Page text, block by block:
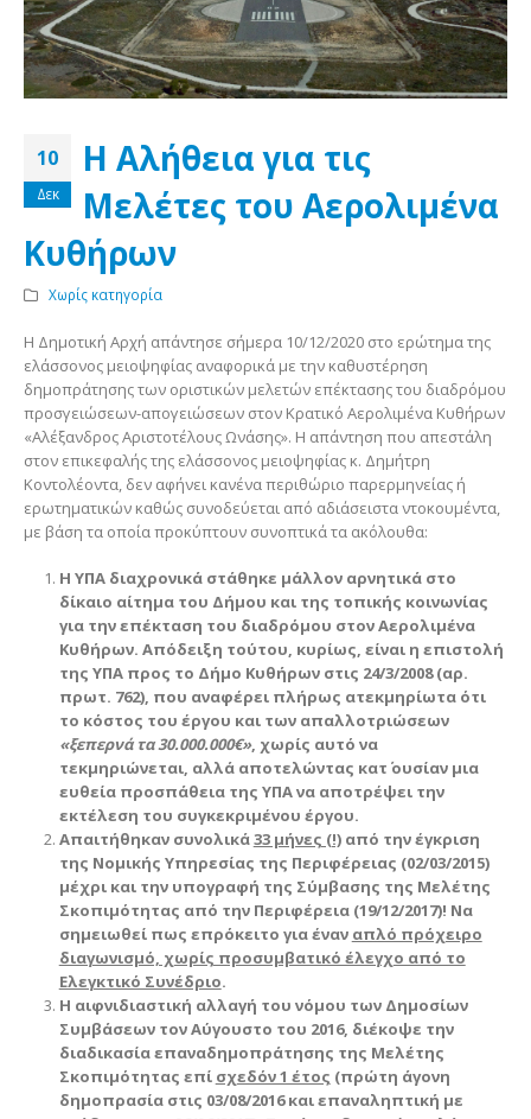
10
Δεκ
Η Αλήθεια για τις
Μελέτες του Αερολιμένα
Κυθήρων
Χωρίς κατηγορία
Η Δημοτική Αρχή απάντησε σήμερα 10/12/2020 στο ερώτημα της
ελάσσονος μειοψηφίας αναφορικά με την καθυστέρηση
δημοπράτησης των οριστικών μελετών επέκτασης του διαδρόμου
προσγειώσεων-απογειώσεων στον Κρατικό Αερολιμένα Κυθήρων
«Αλέξανδρος Αριστοτέλους Ωνάσης». Η απάντηση που απεστάλη
στον επικεφαλής της ελάσσονος μειοψηφίας κ. Δημήτρη
Κοντολέοντα, δεν αφήνει κανένα περιθώριο παρερμηνείας ή
ερωτηματικών καθώς συνοδεύεται από αδιάσειστα ντοκουμέντα,
με βάση τα οποία προκύπτουν συνοπτικά τα ακόλουθα:
Η ΥΠΑ διαχρονικά στάθηκε μάλλον αρνητικά στο
δίκαιο αίτημα του Δήμου και της τοπικής κοινωνίας
για την επέκταση του διαδρόμου στον Αερολιμένα
Κυθήρων. Απόδειξη τούτου, κυρίως, είναι η επιστολή
της ΥΠΑ προς το Δήμο Κυθήρων στις 24/3/2008 (αρ.
πρωτ. 762), που αναφέρει πλήρως ατεκμηρίωτα ότι
το κόστος του έργου και των απαλλοτριώσεων
«ξεπερνά τα 30.000.000€», χωρίς αυτό να
τεκμηριώνεται, αλλά αποτελώντας κατ΄ ουσίαν μια
ευθεία προσπάθεια της ΥΠΑ να αποτρέψει την
εκτέλεση του συγκεκριμένου έργου.
Απαιτήθηκαν συνολικά33 μήνες (!)από την έγκριση
της Νομικής Υπηρεσίας της Περιφέρειας (02/03/2015)
μέχρι και την υπογραφή της Σύμβασης της Μελέτης
Σκοπιμότητας από την Περιφέρεια (19/12/2017)! Να
σημειωθεί πως επρόκειτο για έναν απλό πρόχειρο
διαγωνισμό, χωρίς προσυμβατικό έλεγχο από το
Ελεγκτικό Συνέδριο.
Η αιφνιδιαστική αλλαγή του νόμου των Δημοσίων
Συμβάσεων τον Αύγουστο του 2016, διέκοψε την
διαδικασία επαναδημοπράτησης της Μελέτης
Σκοπιμότητας επί σχεδόν 1 έτος (πρώτη άγονη
δημοπρασία στις 03/08/2016 και επαναληπτική με